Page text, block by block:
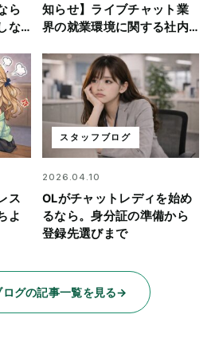
ら
な
知らせ】ライブチャット業
界の就業環境に関する社内
ス
よ
スタッフブログ
2026.04.10
OLがチャットレディを始め
るなら。身分証の準備から
登録先選びまで
ログの記事一覧を見る→